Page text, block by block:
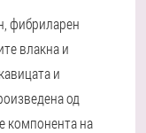
фибриларен
влакна и
и
од
компонента на